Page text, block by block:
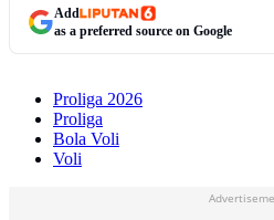
Add
as a preferred source on Google
Proliga 2026
Proliga
Bola Voli
Voli